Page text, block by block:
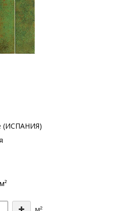
(ИСПАНИЯ)
м²